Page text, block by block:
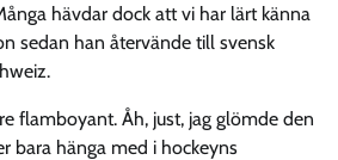
hävdar dock att vi har lärt känna
sedan han återvände till svensk
flamboyant. Åh, just, jag glömde den
bara hänga med i hockeyns